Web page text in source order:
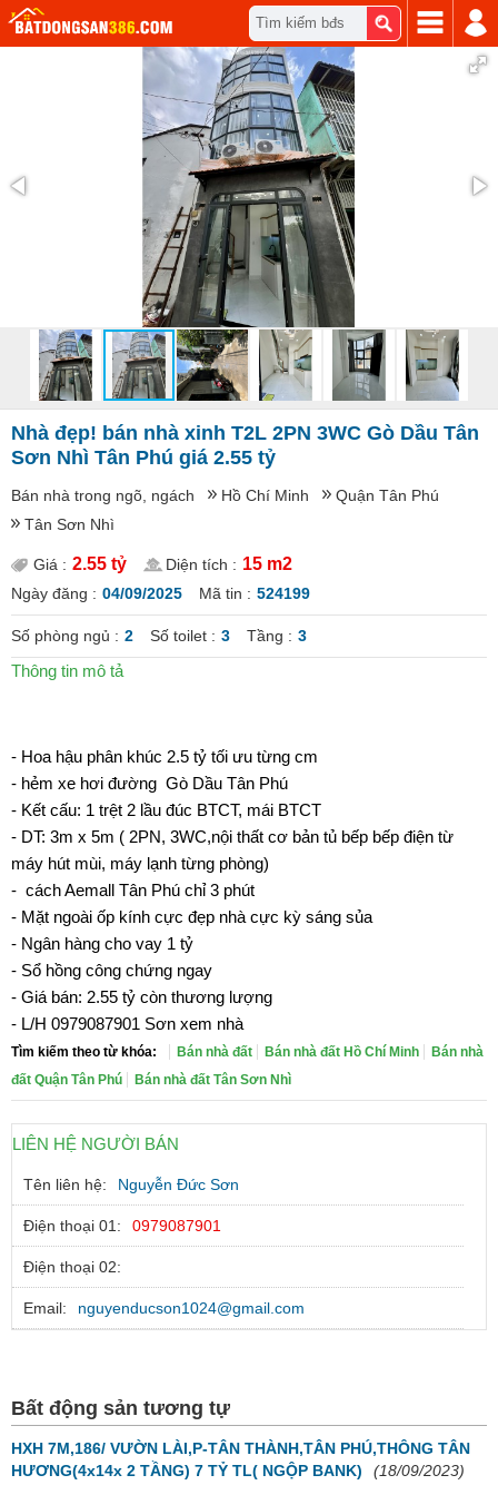
Tìm kiếm bđs
Nhà đẹp! bán nhà xinh T2L 2PN 3WC Gò Dầu Tân
Sơn Nhì Tân Phú giá 2.55 tỷ
Bán nhà trong ngõ, ngách Hồ Chí Minh
Quận Tân Phú
Tân Sơn Nhì
Giá : 2.55 tỷ Diện tích : 15 m2
Ngày đăng : 04/09/2025 Mã tin : 524199
Số phòng ngủ : 2 Số toilet : 3 Tầng : 3
Thông tin mô tả
- Hoa hậu phân khúc 2.5 tỷ tối ưu từng cm
- hẻm xe hơi đường Gò Dầu Tân Phú
- Kết cấu: 1 trệt 2 lầu đúc BTCT, mái BTCT
- DT: 3m x 5m ( 2PN, 3WC,nội thất cơ bản tủ bếp bếp điện từ
máy hút mùi, máy lạnh từng phòng)
- cách Aemall Tân Phú chỉ 3 phút
- Mặt ngoài ốp kính cực đẹp nhà cực kỳ sáng sủa
- Ngân hàng cho vay 1 tỷ
- Sổ hồng công chứng ngay
- Giá bán: 2.55 tỷ còn thương lượng
- L/H 0979087901 Sơn xem nhà
Tìm kiếm theo từ khóa: Bán nhà đất Bán nhà đất Hồ Chí Minh
Bán nhà
đất Quận Tân Phú
Bán nhà đất Tân Sơn Nhì
LIÊN HỆ NGƯỜI BÁN
Tên liên hệ: Nguyễn Đức Sơn
Điện thoại 01: 0979087901
Điện thoại 02:
Email: nguyenducson1024@gmail.com
Bất động sản tương tự
HXH 7M,186/ VƯỜN LÀI,P-TÂN THÀNH,TÂN PHÚ,THÔNG TÂN
HƯƠNG(4x14x 2 TẦNG) 7 TỶ TL( NGỘP BANK)
(18/09/2023)